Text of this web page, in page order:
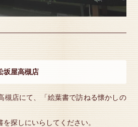
坂屋高槻店
槻店にて、「絵葉書で訪ねる懐かしの
探しにいらしてください。